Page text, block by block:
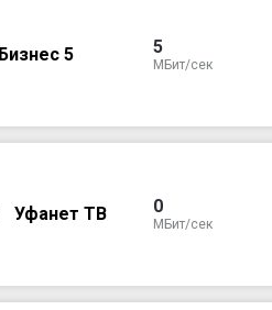
Бизнес 5 5
МБит/сек
Уфанет ТВ 0
МБит/сек